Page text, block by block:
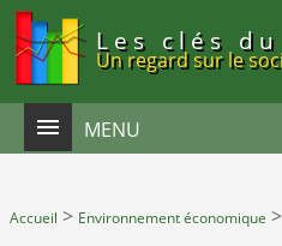
Les clés
Un regard sur le
MENU
Accueil > Environnement économique >
Panneau de gestion des cookies